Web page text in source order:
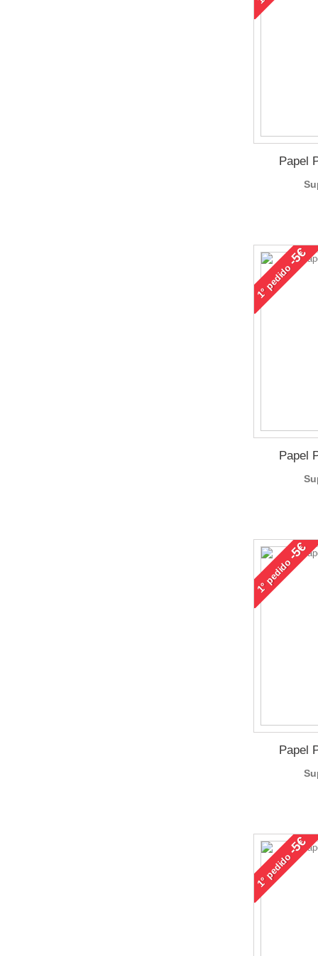
Papel
1°
pedido
-5€
Papel
1°
pedido
-5€
Papel
1°
pedido
-5€